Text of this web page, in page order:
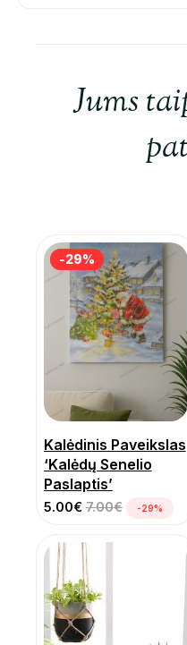
Jums
Kalėdinis Paveikslas
‘Kalėdų Senelio
Paslaptis’
5.00€ 7.00€
-29%
-29%
-29%